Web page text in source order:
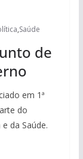
,Saúde
de
em 1ª
do
da Saúde.